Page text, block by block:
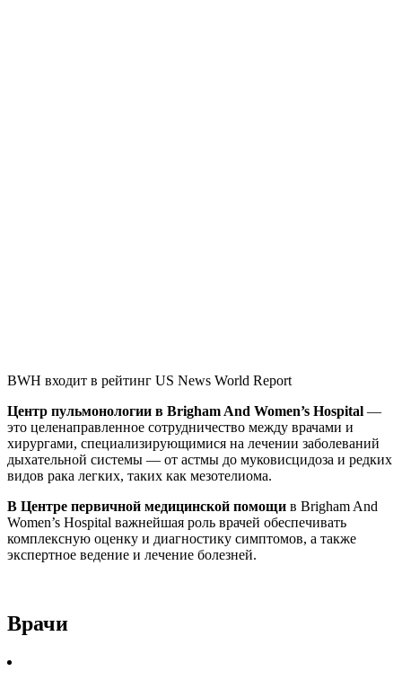
BWH входит в рейтинг US News World Report
Центр пульмонологии в Brigham And Women’s Hospital —
это целенаправленное сотрудничество между врачами и
хирургами, специализирующимися на лечении заболеваний
дыхательной системы — от астмы до муковисцидоза и редких
видов рака легких, таких как мезотелиома.
В Центре первичной медицинской помощи в Brigham And
Women’s Hospital важнейшая роль врачей обеспечивать
комплексную оценку и диагностику симптомов, а также
экспертное ведение и лечение болезней.
Врачи